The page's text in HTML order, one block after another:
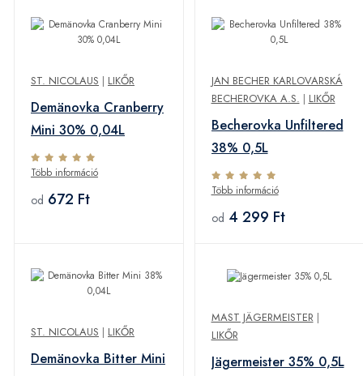
ST. NICOLAUS | LIKŐR
Demänovka Cranberry
Mini 30% 0,04L
Több információ
od 672 Ft
JAN BECHER KARLOVARSKÁ
BECHEROVKA A.S. | LIKŐR
Becherovka Unfiltered
38% 0,5L
Több információ
od 4 299 Ft
ST. NICOLAUS | LIKŐR
Demänovka Bitter Mini
MAST JÄGERMEISTER|
LIKŐR
Jägermeister 35% 0,5L